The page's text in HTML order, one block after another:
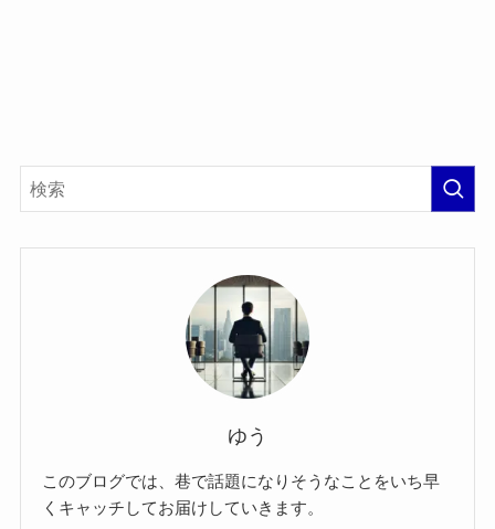
ゆう
このブログでは、巷で話題になりそうなことをいち早
くキャッチしてお届けしていきます。